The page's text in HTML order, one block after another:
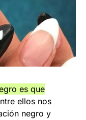
es que
ellos nos
negro y